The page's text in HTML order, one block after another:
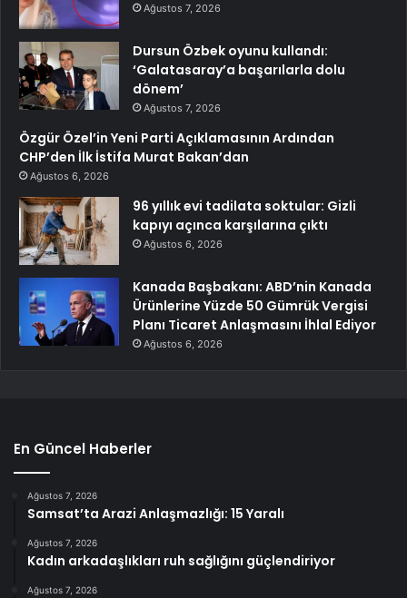
Ağustos 7, 2026
Dursun Özbek oyunu kullandı:
‘Galatasaray’a başarılarla dolu
dönem’
Ağustos 7, 2026
Özgür Özel’in Yeni Parti Açıklamasının Ardından
CHP’den İlk İstifa Murat Bakan’dan
Ağustos 6, 2026
96 yıllık evi tadilata soktular: Gizli
kapıyı açınca karşılarına çıktı
Ağustos 6, 2026
Kanada Başbakanı: ABD’nin Kanada
Ürünlerine Yüzde 50 Gümrük Vergisi
Planı Ticaret Anlaşmasını İhlal Ediyor
Ağustos 6, 2026
En Güncel Haberler
Ağustos 7, 2026
Samsat’ta Arazi Anlaşmazlığı: 15 Yaralı
Ağustos 7, 2026
Kadın arkadaşlıkları ruh sağlığını güçlendiriyor
Ağustos 7, 2026